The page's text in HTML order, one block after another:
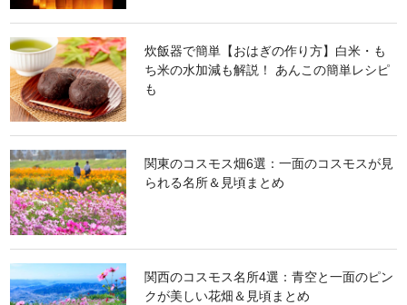
炊飯器で簡単【おはぎの作り方】白米・も
ち米の水加減も解説！ あんこの簡単レシピ
も
関東のコスモス畑6選：一面のコスモスが見
られる名所＆見頃まとめ
関西のコスモス名所4選：青空と一面のピン
クが美しい花畑＆見頃まとめ